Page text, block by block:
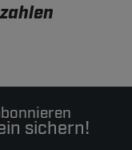
sichern!